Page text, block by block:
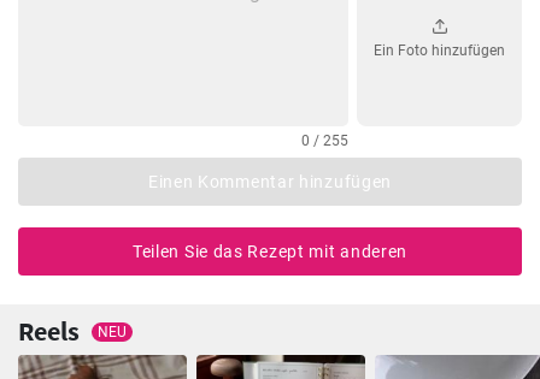
0 / 255
Ein Foto hinzufügen
Einen Kommentar hinzufügen
Teilen Sie das Rezept mit anderen
Reels NEU